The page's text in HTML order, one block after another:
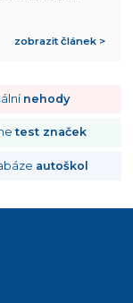
zobrazit článek >
nehody
test značek
autoškol